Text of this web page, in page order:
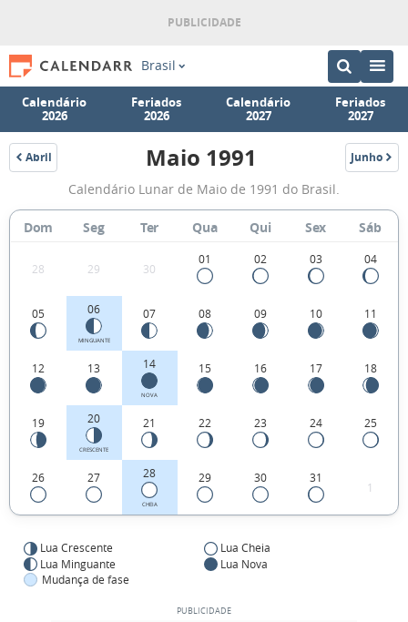
Brasil
Calendário
2026
Feriados
2026
Calendário
2027
Feriados
2027
Abril
1991
Fases
da
Lua
de
Maio
1991
Maio 1991 Junho
1991
Calendário Lunar de Maio de 1991 do Brasil.
Dom Seg Ter Qua Qui Sex Sáb
28 29 30
01 02 03 04
05 06
MINGUANTE
07 08 09 10 11
12 13 14
NOVA
15 16 17 18
19 20
CRESCENTE
21 22 23 24 25
26 27 28
CHEIA
29 30 31
1
Lua Crescente
Lua Cheia
Lua Minguante
Lua Nova
Mudança de fase